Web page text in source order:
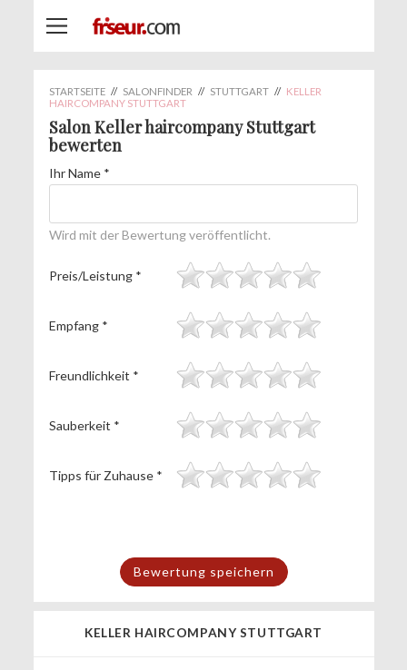
STARTSEITE // SALONFINDER // STUTTGART // KELLER
HAIRCOMPANY STUTTGART
Salon Keller haircompany Stuttgart
bewerten
Ihr Name *
Wird mit der Bewertung veröffentlicht.
Preis/Leistung *
Empfang *
Freundlichkeit *
Sauberkeit *
Tipps für Zuhause *
KELLER HAIRCOMPANY STUTTGART